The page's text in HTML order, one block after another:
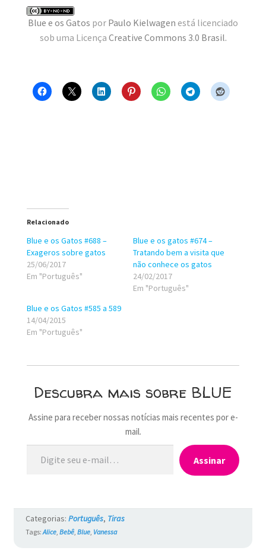
MINHA CONTA
Blue e os Gatos por Paulo Kielwagen está licenciado
sob uma Licença Creative Commons 3.0 Brasil.
Relacionado
Blue e os Gatos #688 –
Exageros sobre gatos
25/06/2017
Em "Português"
Blue e os gatos #674 –
Tratando bem a visita que
não conhece os gatos
24/02/2017
Em "Português"
Blue e os Gatos #585 a 589
14/04/2015
Em "Português"
Descubra mais sobre BLUE
Assine para receber nossas notícias mais recentes por e-
mail.
Digite seu e-mail…
Assinar
Categorias: Português, Tiras
Tags: Alice, Bebê, Blue, Vanessa